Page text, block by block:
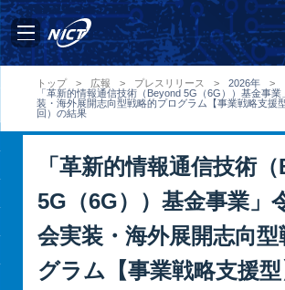
トップ > 広報 > プレスリリース > 2026年
>
「革新的情報通信技術（Beyond 5G（6G））基金事
装・海外展開志向型戦略的プログラム【事業戦略支援
回）の結果
「革新的情報通信技術
5G（6G））基金事業」
会実装・海外展開志向型
グラム【事業戦略支援